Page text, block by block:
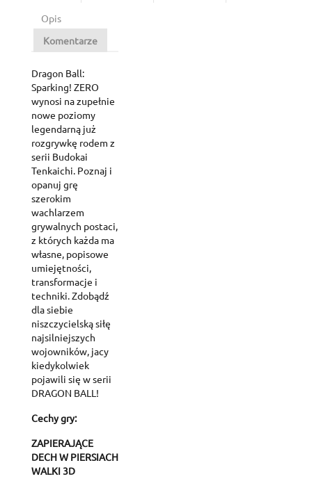
Opis
Komentarze
Dragon Ball:
Sparking! ZERO
wynosi na zupełnie
nowe poziomy
legendarną już
rozgrywkę rodem z
serii Budokai
Tenkaichi. Poznaj i
opanuj grę
szerokim
wachlarzem
grywalnych postaci,
z których każda ma
własne, popisowe
umiejętności,
transformacje i
techniki. Zdobądź
dla siebie
niszczycielską siłę
najsilniejszych
wojowników, jacy
kiedykolwiek
pojawili się w serii
DRAGON BALL!
Cechy gry:
ZAPIERAJĄCE
DECH W PIERSIACH
WALKI 3D